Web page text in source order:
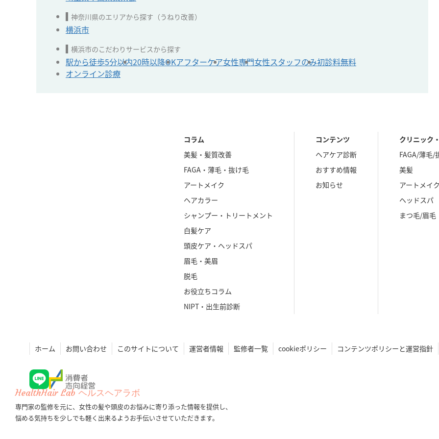
神奈川県のエリアから探す（うねり改善）
横浜市
横浜市のこだわりサービスから探す
駅から徒歩5分以内20時以降OKアフターケア女性専門女性スタッフのみ初診料無料
オンライン診療
コラム
美髪・髪質改善
FAGA・薄毛・抜け毛
アートメイク
ヘアカラー
シャンプー・トリートメント
白髪ケア
頭皮ケア・ヘッドスパ
眉毛・美眉
脱毛
お役立ちコラム
NIPT・出生前診断
コンテンツ
ヘアケア診断
おすすめ情報
お知らせ
クリニック
FAGA/薄毛/
美髪
アートメイク
ヘッドスパ
まつ毛/眉毛
HealthHair Lab ヘルスヘアラボ
専門家の監修を元に、女性の髪や頭皮のお悩みに寄り添った情報を提供し、
悩める気持ちを少しでも軽く出来るようお手伝いさせていただきます。
ホーム お問い合わせ このサイトについて 運営者情報 監修者一覧 cookieポリシー コンテンツポリシーと運営指針